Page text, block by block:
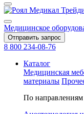
Медицинское
Отправить запрос
8 800 234-08-76
Каталог
Медицинская
материалы
По направлениям